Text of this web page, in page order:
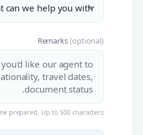
Remarks(optional)
prepared. Up to 500 characters.